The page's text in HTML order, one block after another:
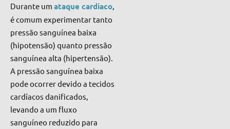
Durante um ataque cardíaco
é comum experimentar tanto
pressão sanguínea baixa
(hipotensão) quanto pressão
sanguínea alta (hipertensão).
A pressão sanguínea baixa
pode ocorrer devido a tecidos
cardíacos danificados,
levando a um fluxo
sanguíneo reduzido para